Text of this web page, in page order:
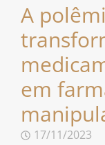
A
em
17/11/2023